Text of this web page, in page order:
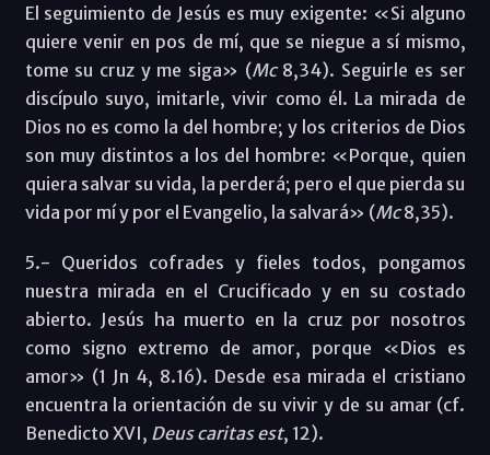
El seguimiento de Jesús es muy exigente: «Si alguno
quiere venir en pos de mí, que se niegue a sí mismo,
tome su cruz y me siga» (Mc8,34). Seguirle es ser
discípulo suyo, imitarle, vivir como él. La mirada de
Dios no es como la del hombre; y los criterios de Dios
son muy distintos a los del hombre: «Porque, quien
quiera salvar su vida, la perderá; pero el que pierda su
vida por mí y por el Evangelio, la salvará» (Mc8,35).
5.- Queridos cofrades y fieles todos, pongamos
nuestra mirada en el Crucificado y en su costado
abierto. Jesús ha muerto en la cruz por nosotros
como signo extremo de amor, porque «Dios es
amor» (1 Jn 4, 8.16). Desde esa mirada el cristiano
encuentra la orientación de su vivir y de su amar (cf.
Benedicto XVI, Deus caritas est, 12).